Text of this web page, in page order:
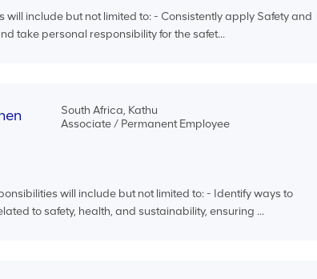
will include but not limited to: - Consistently apply Safety and
take personal responsibility for the safet...
South Africa, Kathu
Associate / Permanent Employee
will include but not limited to: - Identify ways to
to safety, health, and sustainability, ensuring ...